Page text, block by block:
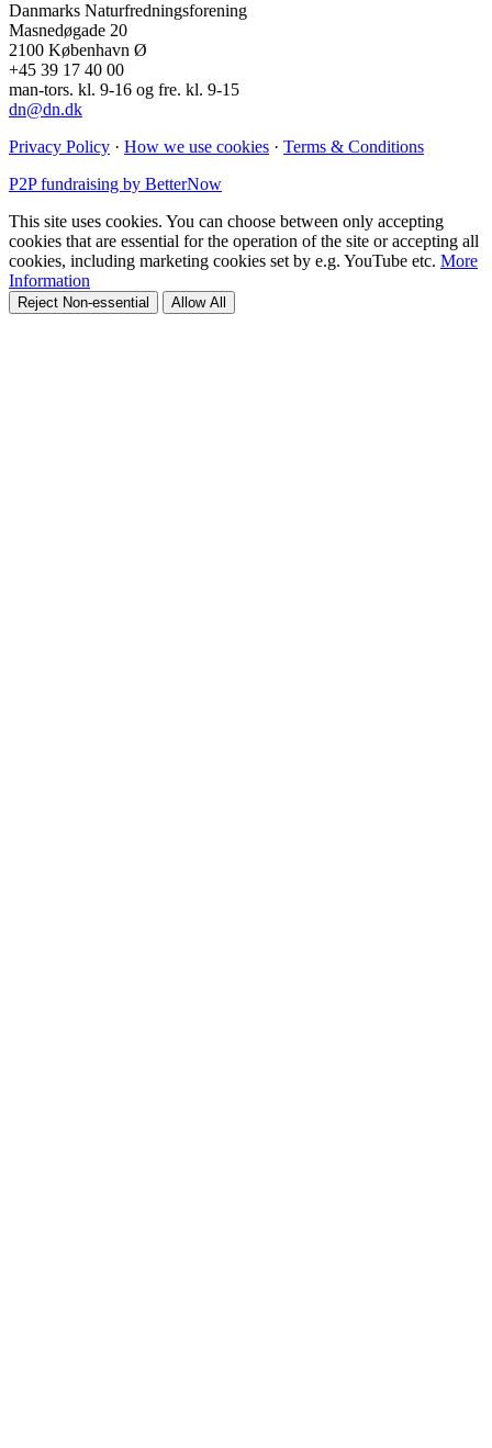
Danmarks Naturfredningsforening
Masnedøgade 20
2100 København Ø
+45 39 17 40 00
man-tors. kl. 9-16 og fre. kl. 9-15
dn@dn.dk
Privacy Policy · How we use cookies · Terms & Conditions
P2P fundraising by BetterNow
This site uses cookies. You can choose between only accepting
cookies that are essential for the operation of the site or accepting all
cookies, including marketing cookies set by e.g. YouTube etc. More
Information
Reject Non-essential Allow All